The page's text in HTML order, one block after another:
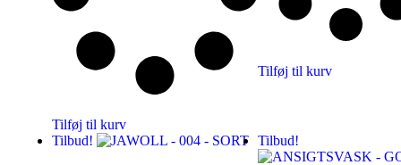
Tilføj til kurv
Tilføj til kurv
Tilbud! Tilbud!